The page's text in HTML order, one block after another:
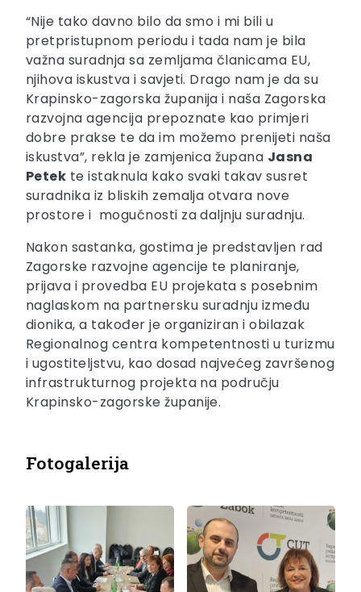
“Nije tako davno bilo da smo i mi bili u
pretpristupnom periodu i tada nam je bila
važna suradnja sa zemljama članicama EU,
njihova iskustva i savjeti. Drago nam je da su
Krapinsko-zagorska županija i naša Zagorska
razvojna agencija prepoznate kao primjeri
dobre prakse te da im možemo prenijeti naša
iskustva”, rekla je zamjenica župana Jasna
Petek te istaknula kako svaki takav susret
suradnika iz bliskih zemalja otvara nove
prostore i mogućnosti za daljnju suradnju.
Nakon sastanka, gostima je predstavljen rad
Zagorske razvojne agencije te planiranje,
prijava i provedba EU projekata s posebnim
naglaskom na partnersku suradnju između
dionika, a također je organiziran i obilazak
Regionalnog centra kompetentnosti u turizmu
i ugostiteljstvu, kao dosad najvećeg završenog
infrastrukturnog projekta na području
Krapinsko-zagorske županije.
Fotogalerija